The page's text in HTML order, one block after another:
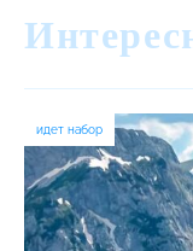
идет набор